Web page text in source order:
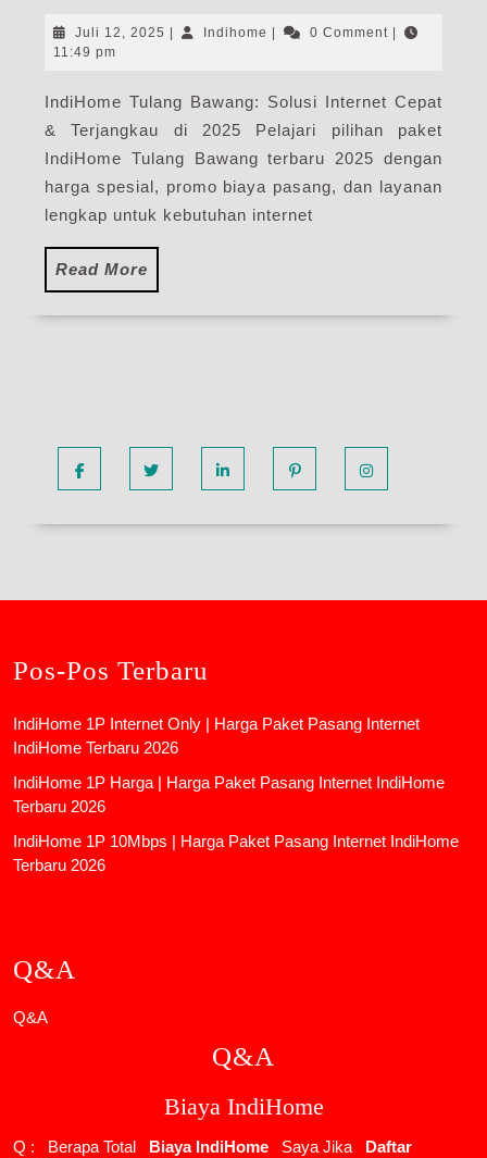
Juli 12, 2025 Juli
| Indihome Indihome
| 0 Comment |
11:49 pm
IndiHome Tulang Bawang: Solusi Internet Cepat
& Terjangkau di 2025 Pelajari pilihan paket
IndiHome Tulang Bawang terbaru 2025 dengan
harga spesial, promo biaya pasang, dan layanan
lengkap untuk kebutuhan internet
Read More
More
Pos-Pos Terbaru
IndiHome 1P Internet Only | Harga Paket Pasang Internet
IndiHome Terbaru 2026
IndiHome 1P Harga | Harga Paket Pasang Internet IndiHome
Terbaru 2026
IndiHome 1P 10Mbps | Harga Paket Pasang Internet IndiHome
Terbaru 2026
Q&A
Q&A
Q&A
Biaya IndiHome
Q : Berapa Total Biaya IndiHome Saya Jika
Daftar